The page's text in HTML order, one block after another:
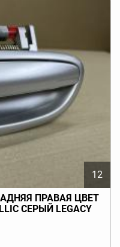
12
ПРАВАЯ ЦВЕТ
СЕРЫЙ LEGACY